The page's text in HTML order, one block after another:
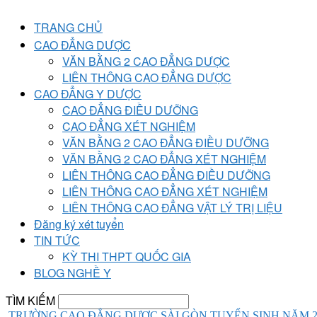
TRANG CHỦ
CAO ĐẲNG DƯỢC
VĂN BẰNG 2 CAO ĐẲNG DƯỢC
LIÊN THÔNG CAO ĐẲNG DƯỢC
CAO ĐẲNG Y DƯỢC
CAO ĐẲNG ĐIỀU DƯỠNG
CAO ĐẲNG XÉT NGHIỆM
VĂN BẰNG 2 CAO ĐẲNG ĐIỀU DƯỠNG
VĂN BẰNG 2 CAO ĐẲNG XÉT NGHIỆM
LIÊN THÔNG CAO ĐẲNG ĐIỀU DƯỠNG
LIÊN THÔNG CAO ĐẲNG XÉT NGHIỆM
LIÊN THÔNG CAO ĐẲNG VẬT LÝ TRỊ LIỆU
Đăng ký xét tuyển
TIN TỨC
KỲ THI THPT QUỐC GIA
BLOG NGHỀ Y
TÌM KIẾM